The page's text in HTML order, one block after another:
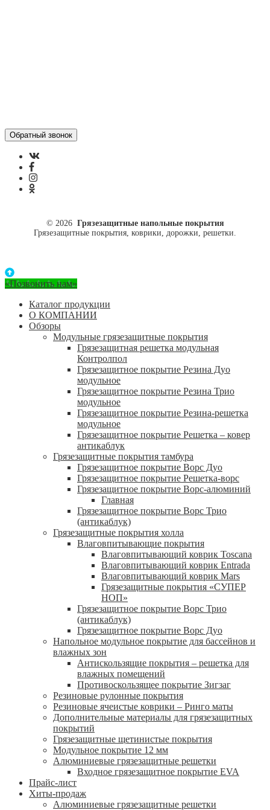
© 2026 Грязезащитные напольные покрытия
Грязезащитные покрытия, коврики, дорожки, решетки.
«Позвонить нам»
Каталог продукции
О КОМПАНИИ
Обзоры
Модульные грязезащитные покрытия
Грязезащитная решетка модульная
Контролпол
Грязезащитное покрытие Резина Дуо
модульное
Грязезащитное покрытие Резина Трио
модульное
Грязезащитное покрытие Резина-решетка
модульное
Грязезащитное покрытие Решетка – ковер
антикаблук
Грязезащитные покрытия тамбура
Грязезащитное покрытие Ворс Дуо
Грязезащитное покрытие Решетка-ворс
Грязезащитное покрытие Ворс-алюминий
Главная
Грязезащитное покрытие Ворс Трио
(антикаблук)
Грязезащитные покрытия холла
Влаговпитывающие покрытия
Влаговпитывающий коврик Toscana
Влаговпитывающий коврик Entrada
Влаговпитывающий коврик Mars
Грязезащитные покрытия «СУПЕР
НОП»
Грязезащитное покрытие Ворс Трио
(антикаблук)
Грязезащитное покрытие Ворс Дуо
Напольное модульное покрытие для бассейнов и
влажных зон
Антискользящие покрытия – решетка для
влажных помещений
Противоскользящее покрытие Зигзаг
Резиновые рулонные покрытия
Резиновые ячеистые коврики – Ринго маты
Дополнительные материалы для грязезащитных
покрытий
Грязезащитные щетинистые покрытия
Модульное покрытие 12 мм
Алюминиевые грязезащитные решетки
Входное грязезащитное покрытие EVA
Прайс-лист
Хиты-продаж
Алюминиевые грязезащитные решетки